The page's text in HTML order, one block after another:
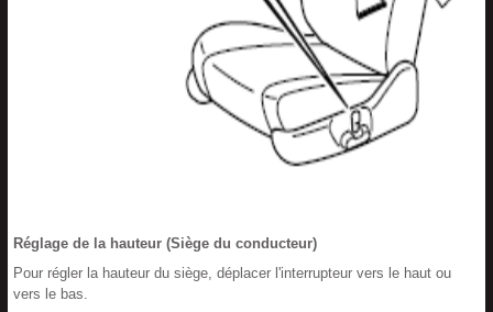
Réglage de la hauteur (Siège du conducteur)
Pour régler la hauteur du siège, déplacer l'interrupteur vers le haut ou
vers le bas.